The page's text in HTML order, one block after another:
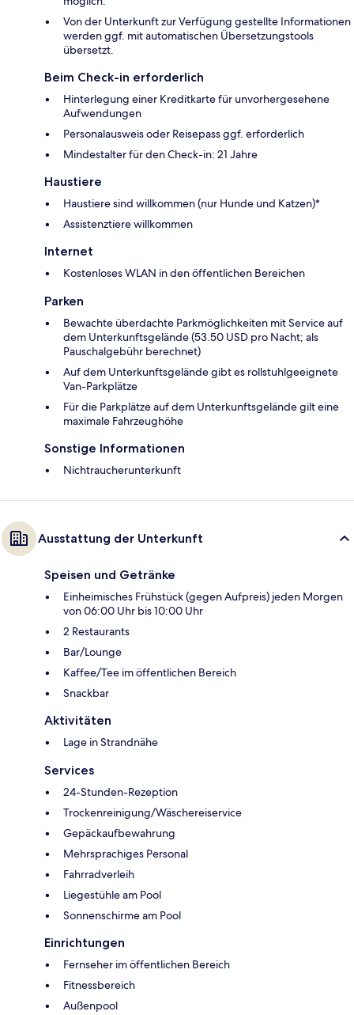
Von der Unterkunft zur Verfügung gestellte Informationen
werden ggf. mit automatischen Übersetzungstools
übersetzt.
Beim Check-in erforderlich
Hinterlegung einer Kreditkarte für unvorhergesehene
Aufwendungen
Personalausweis oder Reisepass ggf. erforderlich
Mindestalter für den Check-in: 21 Jahre
Haustiere
Haustiere sind willkommen (nur Hunde und Katzen)*
Assistenztiere willkommen
Internet
Kostenloses WLAN in den öffentlichen Bereichen
Parken
Bewachte überdachte Parkmöglichkeiten mit Service auf
dem Unterkunftsgelände (53.50 USD pro Nacht; als
Pauschalgebühr berechnet)
Auf dem Unterkunftsgelände gibt es rollstuhlgeeignete
Van-Parkplätze
Für die Parkplätze auf dem Unterkunftsgelände gilt eine
maximale Fahrzeughöhe
Sonstige Informationen
Nichtraucherunterkunft
Ausstattung der Unterkunft
Speisen und Getränke
Einheimisches Frühstück (gegen Aufpreis) jeden Morgen
von 06:00 Uhr bis 10:00 Uhr
2 Restaurants
Bar/Lounge
Kaffee/Tee im öffentlichen Bereich
Snackbar
Aktivitäten
Lage in Strandnähe
Services
24-Stunden-Rezeption
Trockenreinigung/Wäschereiservice
Gepäckaufbewahrung
Mehrsprachiges Personal
Fahrradverleih
Liegestühle am Pool
Sonnenschirme am Pool
Einrichtungen
Fernseher im öffentlichen Bereich
Fitnessbereich
Außenpool